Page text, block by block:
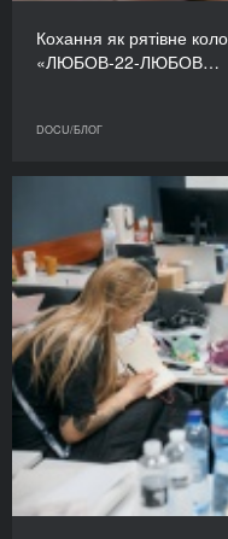
Кохання як рятівне
«ЛЮБОВ-22-ЛЮБОВ…
DOCU/БЛОГ